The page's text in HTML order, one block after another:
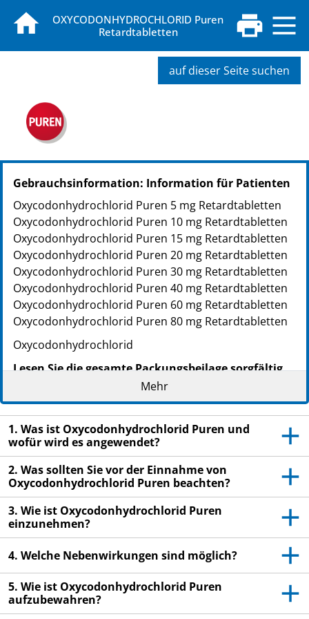
OXYCODONHYDROCHLORID Puren
Retardtabletten
auf dieser Seite suchen
PZN: 09605325
PPN: 110960532550
NTIN: 04150096053254
PZN: 09605331
PPN: 110960533116
NTIN: 04150096053315
PZN: 09605348
PPN: 110960534806
NTIN: 04150096053483
Gebrauchsinformation: Information für Patienten
Oxycodonhydrochlorid Puren 5 mg Retardtabletten
Oxycodonhydrochlorid Puren 10 mg Retardtabletten
Oxycodonhydrochlorid Puren 15 mg Retardtabletten
Oxycodonhydrochlorid Puren 20 mg Retardtabletten
Oxycodonhydrochlorid Puren 30 mg Retardtabletten
Oxycodonhydrochlorid Puren 40 mg Retardtabletten
Oxycodonhydrochlorid Puren 60 mg Retardtabletten
Oxycodonhydrochlorid Puren 80 mg Retardtabletten
Oxycodonhydrochlorid
Lesen Sie die gesamte Packungsbeilage sorgfältig
durch, bevor Sie mit der Einnahme dieses
Arzneimittels beginnen, denn sie enthält wichtige
Informationen.
Heben Sie die Packungsbeilage auf. Vielleicht
möchten Sie diese später nochmals lesen.
Wenn Sie weitere Fragen haben, wenden Sie sich
an Ihren Arzt oder Apotheker.
Dieses Arzneimittel wurde Ihnen persönlich
verschrieben. Geben Sie es nicht an Dritte weiter.
Es kann anderen Menschen schaden, auch wenn
diese die gleichen Beschwerden haben wie Sie.
Wenn Sie Nebenwirkungen bemerken, wenden Sie
sich an Ihren Arzt oder Apotheker. Dies gilt auch
Mehr
1. Was ist Oxycodonhydrochlorid Puren und
wofür wird es angewendet?
2. Was sollten Sie vor der Einnahme von
Oxycodonhydrochlorid Puren beachten?
3. Wie ist Oxycodonhydrochlorid Puren
einzunehmen?
4. Welche Nebenwirkungen sind möglich?
5. Wie ist Oxycodonhydrochlorid Puren
aufzubewahren?